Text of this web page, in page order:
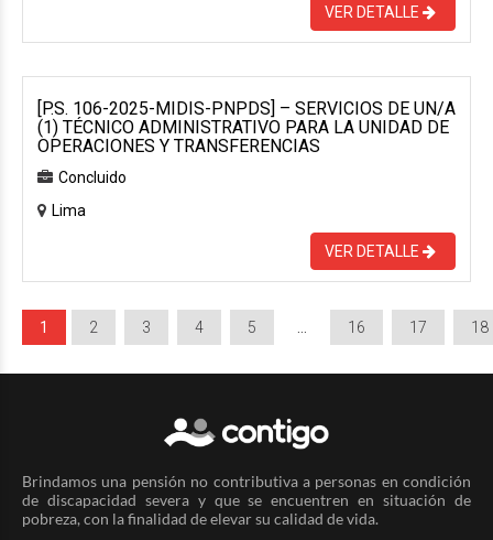
VER DETALLE
[P.S. 106-2025-MIDIS-PNPDS] – SERVICIOS DE UN/A
(1) TÉCNICO ADMINISTRATIVO PARA LA UNIDAD DE
OPERACIONES Y TRANSFERENCIAS
Concluido
Lima
VER DETALLE
1 2 3 4 5 16 17 18
Brindamos una pensión no contributiva a personas en condición
de discapacidad severa y que se encuentren en situación de
pobreza, con la finalidad de elevar su calidad de vida.